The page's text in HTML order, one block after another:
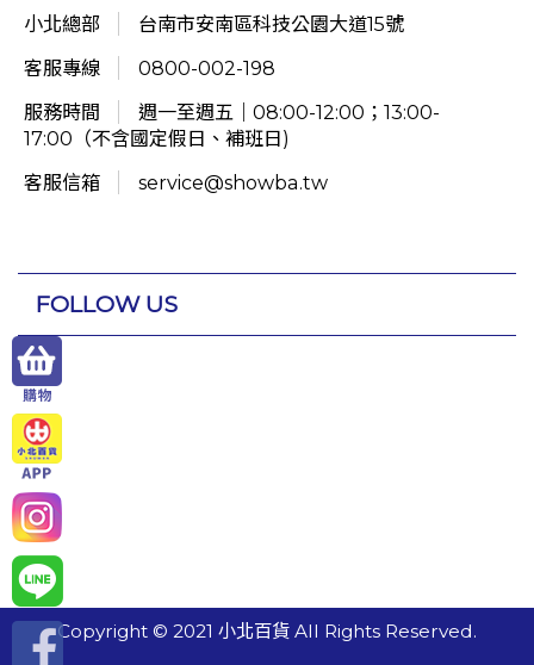
小北總部
台南市安南區科技公園大道15號
客服專線
0800-002-198
服務時間
週一至週五｜08:00-12:00；13:00-
17:00（不含國定假日、補班日)
客服信箱
service@showba.tw
FOLLOW US
Copyright © 2021 小北百貨 All Rights Reserved.